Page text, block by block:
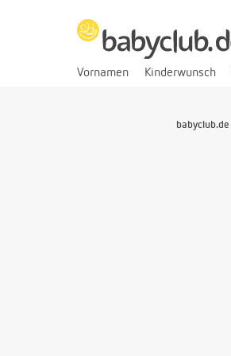
Vornamen Kinderwunsch
babyclub.de